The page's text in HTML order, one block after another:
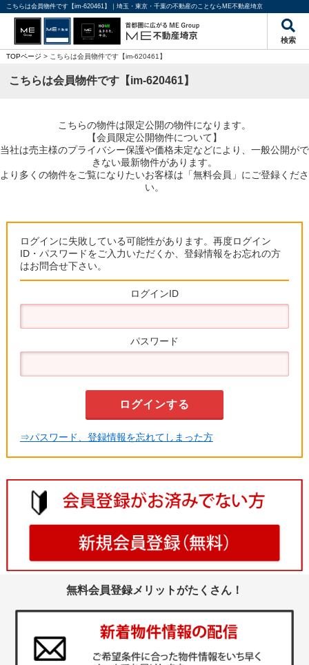
こちらは会員物件です【im-620461】｜埼玉・東京・千葉の不動産のことならME不動産埼京
検索
TOPページ > こちらは会員物件です【im-620461】
こちらは会員物件です【im-620461】
こちらの物件は限定公開の物件になります。
【会員限定公開物件について】
当社は売主様のプライバシー保護や価格未定などにより、一般公開がで
きない最新物件があります。
より多くの物件をご覧になりたいお客様は「無料会員」にご登録くださ
い。
ログインに失敗している可能性があります。再度ログイン
ID・パスワードをご入力いただくか、登録情報をお忘れの方
はお問合せ下さい。
ログインID
パスワード
⇒パスワード、登録情報を忘れてしまった方
無料会員登録メリットがたくさん！